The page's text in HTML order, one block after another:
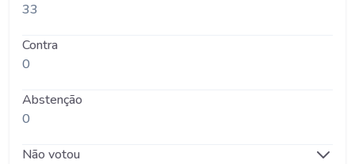
33
Contra
0
Abstenção
0
Não votou